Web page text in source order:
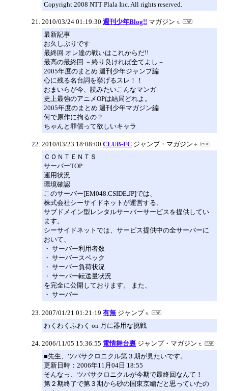
Copyright 2008 NTT Plala Inc. All rights reserved.
2010/03/24 01:19:30 週刊少年Blog!! マガジン
最新記事
お久しぶりです
最終回 オレ達の戦いはこれからだ!!
最高の最終回 －終り良ければ全てよし－
2005年度のまとめ 週刊少年ジャンプ編
心に残る名台詞を挙げるスレ！！
おまいらが今、読みたいこんなマンガ
史上最強のアニメOPは結局どれよ。
2005年度のまとめ 週刊少年マガジン編
何で原作に拘るの？
ちゃんと罪償って欲しいキャラ
2010/03/23 18:08:00 CLUB-FC ジャンプ・マガジン
ＣＯＮＴＥＮＴＳ
サーバーTOP
運用状況
環境確認
このサーバー[EM048.CSIDE.JP]では、
株式会社シーサイドネットが運営する、
サブドメイン型レンタルサーバーサービスを提供してい
ます。
シーサイドネットでは、サービス提供中の全サーバーに
おいて、
・ サーバー利用者数
・ サーバースペック
・ サーバー負荷状況
・ サーバー転送量状況
を完全に公開しております。 また、
・ サーバー
2007/01/21 01:21:19 有無 ジャンプ
わくわくふわく on 月に器用な挑戦
2006/11/05 15:36:55 電情舞台裏 ジャンプ・マガジン
■先生、ツバサクロニクル第３期が見たいです。
更新日時：2006年11月04日 18:55
そんなっ、ツバサクロニクルが今期で最終回なんて！
第２期終了で第３期から砂の国東京編だと思っていたの